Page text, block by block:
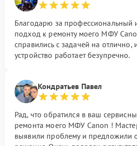
Благодарю за профессиональный
подход к ремонту моего МФУ
справились с задачей на отлично,
устройство работает безупречно.
Кондратьев Павел
Рад, что обратился в ваш
ремонта моего МФУ Canon !
выявили проблему и предложили